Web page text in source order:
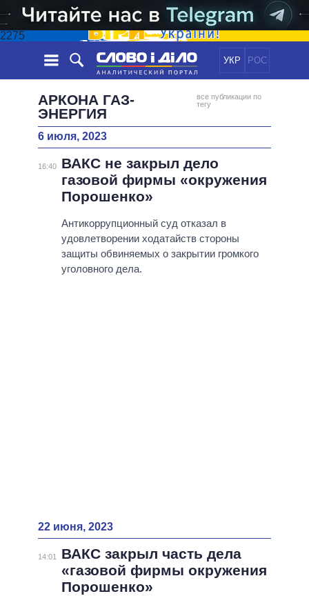
2275
УКР РОС
НОВОСТИ
ЛЕНТА
СОБЫТИЯ
СТАТЬИ
МНЕНИЯ
ДАЙДЖЕСТЫ
ПОЛИТИКА
ЭКОНОМИКА
ОБЩЕСТВО
ОБЕЩАНИЯ
ПОЛИТИКИ
ВСЕ ПОЛИТИКИ
ВЕРХОВНАЯ РАДА
КАБИНЕТ МИНИСТРОВ
ГЛАВЫ ОБЛАДМИНИСТРАЦИЙ
ИНФОГРАФИКА
ВИДЕО
ПОДДЕРЖАТЬ
АРКОНА ГАЗ-
ЭНЕРГИЯ
все публикации по
тегу
6 июля, 2023
16:40
ВАКС не закрыл дело
газовой фирмы «окружения
Порошенко»
Антикоррупционный суд отказал в
удовлетворении ходатайств стороны
защиты обвиняемых о закрытии громкого
уголовного дела.
22 июня, 2023
14:01
ВАКС закрыл часть дела
«газовой фирмы окружения
Порошенко»